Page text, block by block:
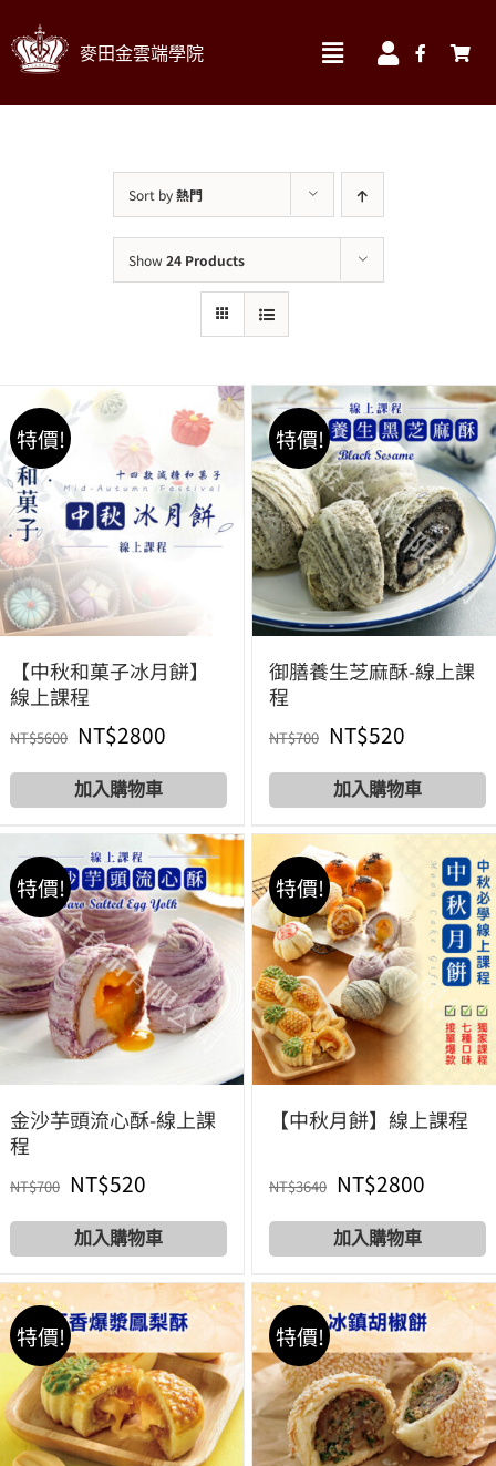
Skip
to
content
麥田金雲端學院
Toggle
Navigation
搜
索
結
果：
Toggle
我的帳號
帳單地址
Sort by熱門
Show24 Products
特價!
【中秋和菓子冰月餅】
線上課程
NT$5600 原
始
價
格：
NT$5600。
NT$2800
前
價
格：
NT$2800。
Add to cart
特價!
御膳養生芝麻酥-線上課
程
NT$700 原
始
價
格：
NT$700。
NT$520
前
價
格：
NT$520
Add to cart
特價!
金沙芋頭流心酥-線上課
程
NT$700 原
始
價
格：
NT$700。
NT$520
前
價
格：
NT$520。
Add to cart
特價!
【中秋月餅】線上課程
NT$3640 原
始
價
格：
NT$3640。
NT$2800
前
價
格：
Add to cart
特價! 特價!